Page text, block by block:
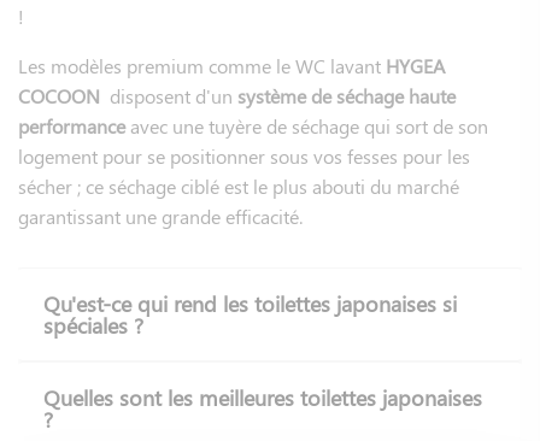
Les toilettes lavantes haut de gamme sont généralement
chasse d'eau automatique,l'ouverture automatique
programme anti calcaire intégré, la fonction de
mémorisation pour utilisateurs différents, la fonction
éclairage de nuit.
Pourquoi opter pour les
Les toilettes japonaises ont de nombreux avantages,
notamment en termes d'hygiéne et de bien-être. En effet,
parties intimes après chaque défécation, ce qui provoque un
sentiment de propreté corporelle. Permet également de
!
Les modèles premium comme le WC lavant HYGEA
COCOON disposent d'un système de séchage haute
performanceavec une tuyère de séchage qui sort de son
logement pour se positionner sous vos fesses pour les
sécher ; ce séchage ciblé est le plus abouti du marché
garantissant une grande efficacité.
Qu'est-ce qui rend les toilettes japonaises si
spéciales ?
Quelles sont les meilleures toilettes japonaises
?